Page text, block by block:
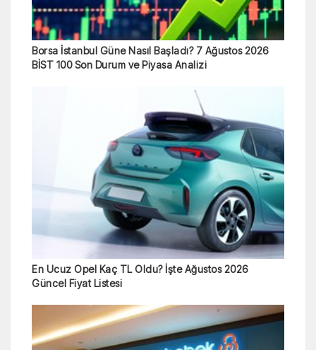
Borsa İstanbul Güne Nasıl Başladı? 7 Ağustos 2026
BİST 100 Son Durum ve Piyasa Analizi
En Ucuz Opel Kaç TL Oldu? İşte Ağustos 2026
Güncel Fiyat Listesi